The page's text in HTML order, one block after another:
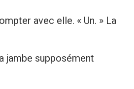
avec elle. « Un. » La
jambe supposément